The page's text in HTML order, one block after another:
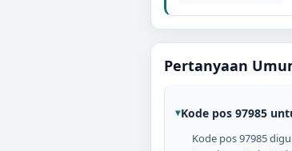
Pertanyaan
Kode pos 97985
Kode pos 97985